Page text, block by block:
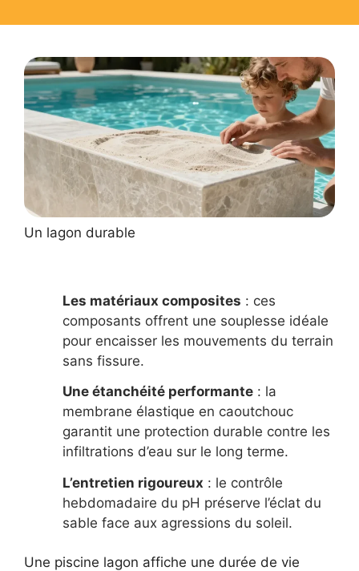
Un lagon durable
Les matériaux composites : ces
composants offrent une souplesse idéale
pour encaisser les mouvements du terrain
sans fissure.
Une étanchéité performante : la
membrane élastique en caoutchouc
garantit une protection durable contre les
infiltrations d’eau sur le long terme.
L’entretien rigoureux : le contrôle
hebdomadaire du pH préserve l’éclat du
sable face aux agressions du soleil.
Une piscine lagon affiche une durée de vie